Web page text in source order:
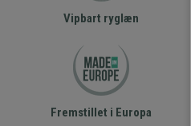
Vipbart ryglæn
Fremstillet i Europa